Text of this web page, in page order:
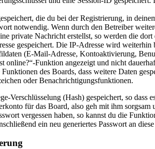
die du bei der Registrierung, in
notwendig. Wenn durch den Betreiber
private Nachricht erstellst, so werden die
gespeichert. Die IP-Adresse wird
(E-Mail-Adresse, Kontoaktivierung,
online?“-Funktion angezeigt und nicht
des Boards, dass weitere Daten
oder Benachrichtigungsfunktionen.
Verschlüsselung (Hash) gespeichert, so
für das Board, also geh mit ihm
vergessen haben, so kannst du die
ein neu generiertes Passwort an